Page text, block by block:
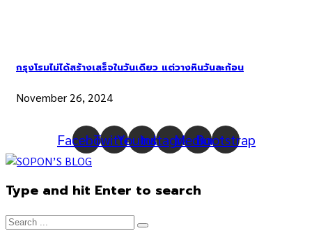
กรุงโรมไม่ได้สร้างเสร็จในวันเดียว แต่วางหินวันละก้อน
November 26, 2024
FacebookTwitterYoutubeInstagram
Medium
Bootstrap
Type and hit Enter to search